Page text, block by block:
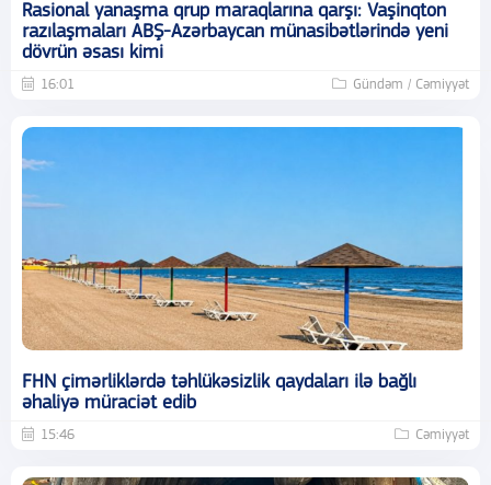
Rasional yanaşma qrup maraqlarına qarşı: Vaşinqton
razılaşmaları ABŞ-Azərbaycan münasibətlərində yeni
dövrün əsası kimi
16:01 Gündəm / Cəmiyyət
FHN çimərliklərdə təhlükəsizlik qaydaları ilə bağlı
əhaliyə müraciət edib
15:46 Cəmiyyət